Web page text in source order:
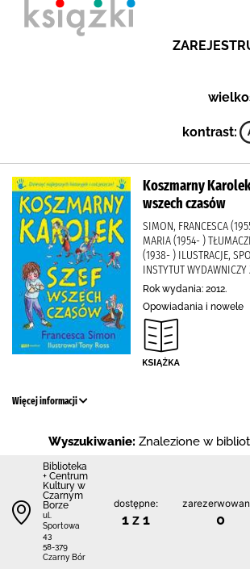
kontrast:
Koszmarny
wszech czasów
SIMON, FRANCESCA
MARIA (1954- )
(1938- ) ILUSTRACJE,
INSTYTUT WYDAWNICZY
Rok wydania: 2012.
Opowiadania i nowele
Więcej informacji
Wyszukiwanie: Znalezione w
Biblioteka
+ Centrum
Kultury w
Czarnym
Borze
ul.
Sportowa
43
58-379
Czarny Bór
dostępne:
1 z 1 0